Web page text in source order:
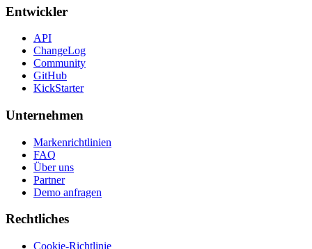
Entwickler
API
ChangeLog
Community
GitHub
KickStarter
Unternehmen
Markenrichtlinien
FAQ
Über uns
Partner
Demo anfragen
Rechtliches
Cookie-Richtlinie